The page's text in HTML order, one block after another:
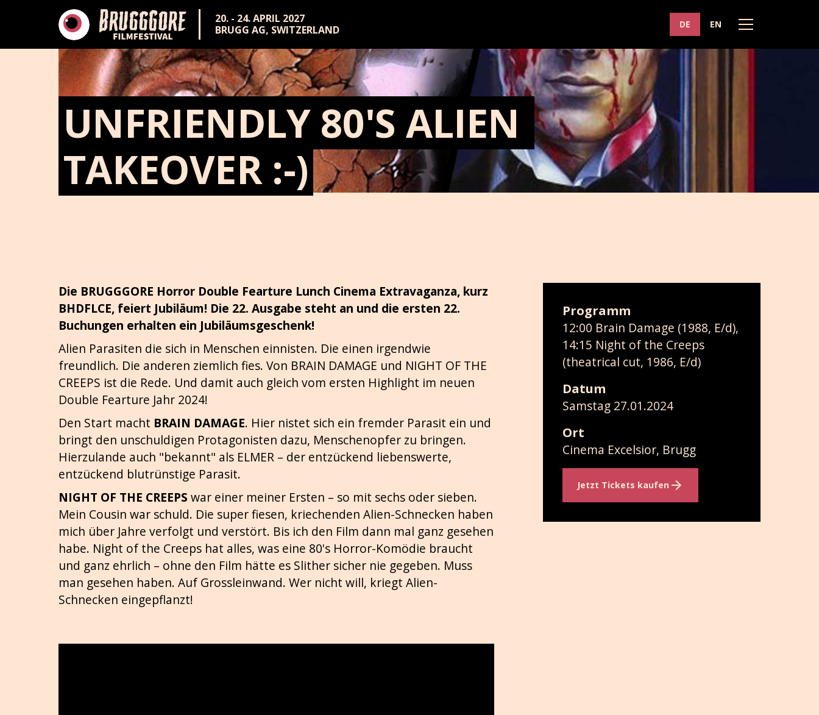
20. - 24. APRIL 2027
BRUGG AG, SWITZERLAND
DE EN
UNFRIENDLY 80'S ALIEN
TAKEOVER :-)
Die BRUGGGORE Horror Double Fearture Lunch Cinema Extravaganza, kurz
BHDFLCE, feiert Jubiläum! Die 22. Ausgabe steht an und die ersten 22.
Buchungen erhalten ein Jubiläumsgeschenk!
Alien Parasiten die sich in Menschen einnisten. Die einen irgendwie
freundlich. Die anderen ziemlich fies. Von BRAIN DAMAGE und NIGHT OF THE
CREEPS ist die Rede. Und damit auch gleich vom ersten Highlight im neuen
Double Fearture Jahr 2024!
Den Start macht BRAIN DAMAGE. Hier nistet sich ein fremder Parasit ein und
bringt den unschuldigen Protagonisten dazu, Menschenopfer zu bringen.
Hierzulande auch "bekannt" als ELMER – der entzückend liebenswerte,
entzückend blutrünstige Parasit.
NIGHT OF THE CREEPS war einer meiner Ersten – so mit sechs oder sieben.
Mein Cousin war schuld. Die super fiesen, kriechenden Alien-Schnecken haben
mich über Jahre verfolgt und verstört. Bis ich den Film dann mal ganz gesehen
habe. Night of the Creeps hat alles, was eine 80's Horror-Komödie braucht
und ganz ehrlich – ohne den Film hätte es Slither sicher nie gegeben. Muss
man gesehen haben. Auf Grossleinwand. Wer nicht will, kriegt Alien-
Schnecken eingepflanzt!
Programm
12:00 Brain Damage (1988, E/d),
14:15 Night of the Creeps
(theatrical cut, 1986, E/d)
Datum
Samstag 27.01.2024
Ort
Cinema Excelsior, Brugg
Jetzt Tickets kaufen